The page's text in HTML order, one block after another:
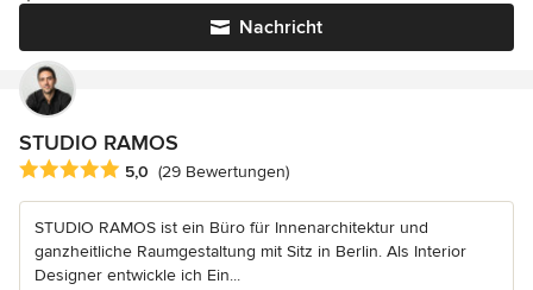
Nachricht
STUDIO RAMOS
Durchschnittliche Bewertung: 5 von 5 Sternen
5,0 (29 Bewertungen)
STUDIO RAMOS ist ein Büro für Innenarchitektur und
ganzheitliche Raumgestaltung mit Sitz in Berlin. Als Interior
Designer entwickle ich Ein...